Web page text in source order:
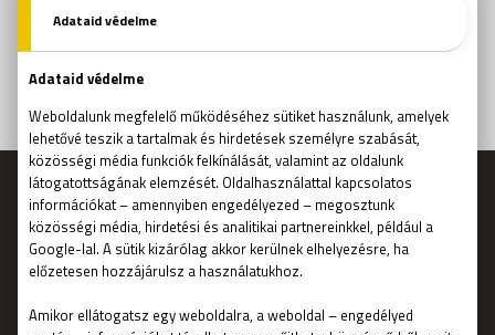
MENÜ
Főoldal
Ajándékutalvány
Foglalás